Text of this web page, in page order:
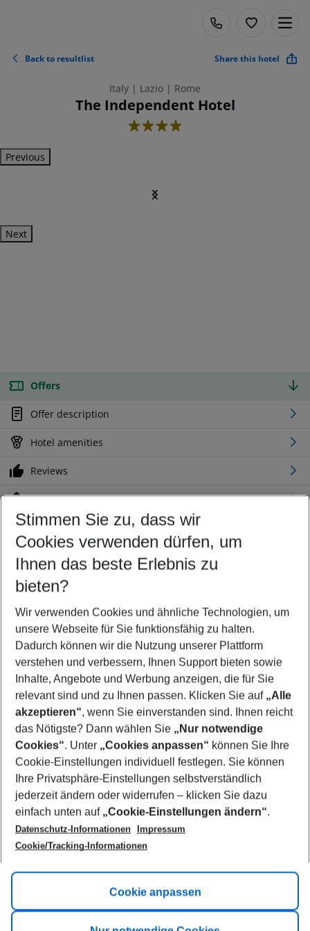
Back to resultlist Share this hotel
Italy | Lazio | Rome
The Independent Hotel
4
Previous
Next
Offers
Offer description
Hotel amenities
Reviews
Location
Customize your offer
Find the perfect deal which suits your best
Your departure airport
Any airport
Select your date range
09/08/26–07/08/27 5-8 nights
Who will travel
2 adults No children
Show more filter
Footer
Footer navigation
Title A
Link A
Stimmen Sie zu, dass wir
Cookies verwenden dürfen, um
Ihnen das beste Erlebnis zu
bieten?
Wir verwenden Cookies und ähnliche Technologien, um
unsere Webseite für Sie funktionsfähig zu halten.
Dadurch können wir die Nutzung unserer Plattform
verstehen und verbessern, Ihnen Support bieten sowie
Inhalte, Angebote und Werbung anzeigen, die für Sie
relevant sind und zu Ihnen passen. Klicken Sie auf „Alle
akzeptieren“, wenn Sie einverstanden sind. Ihnen reicht
das Nötigste? Dann wählen Sie „Nur notwendige
Cookies“. Unter „Cookies anpassen“ können Sie Ihre
Cookie-Einstellungen individuell festlegen. Sie können
Ihre Privatsphäre-Einstellungen selbstverständlich
jederzeit ändern oder widerrufen – klicken Sie dazu
einfach unten auf „Cookie-Einstellungen ändern“.
Datenschutz-Informationen
Impressum
Cookie/Tracking-Informationen
Cookie anpassen